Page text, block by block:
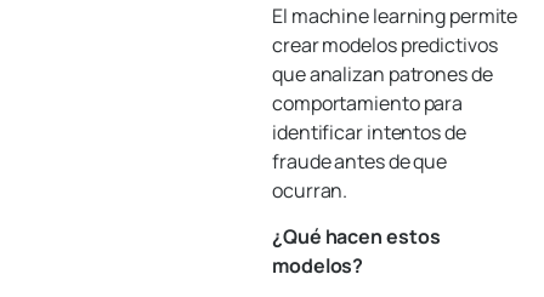
El machine learning permite
crear modelos predictivos
que analizan patrones de
comportamiento para
identificar intentos de
fraude antes de que
ocurran.
¿Qué hacen estos
modelos?